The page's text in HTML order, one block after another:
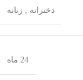
دخترانه زنانه
24 ماه